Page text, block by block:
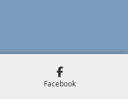
Facebook